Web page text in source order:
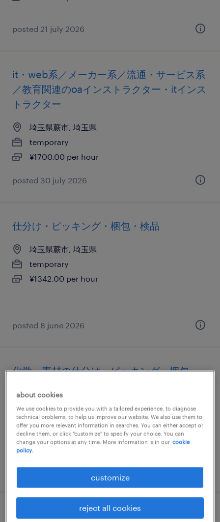
posted 21 july 2026
it・web系／メーカー系／流通・サービス系
／教育関連のoaインストラクター・itインス
トラクター
埼玉県蕨市, 埼玉県
temporary
¥1700.00 per hour
posted 30 july 2026
仕分け・ピッキング・梱包・検品
埼玉県蕨市, 埼玉県
temporary
¥1342.00 per hour
posted 8 june 2026
化学・素材の仕分け・ピッキング・梱包、
埼玉県蕨市, 埼玉県
temporary
¥1600.00 per hour
posted 16 april 2026
オンサイト プロジェクト リーダー(ブリッジ
about cookies
We use cookies to provide you with a tailored experience, to diagnose
technical problems, to help us improve our website. We also use them to
offer you more relevant information in searches. You can either accept or
decline them, or click "customize" to specify your choice. You can
change your options at any time. More information is in our cookie
policy.
customize
reject all cookies